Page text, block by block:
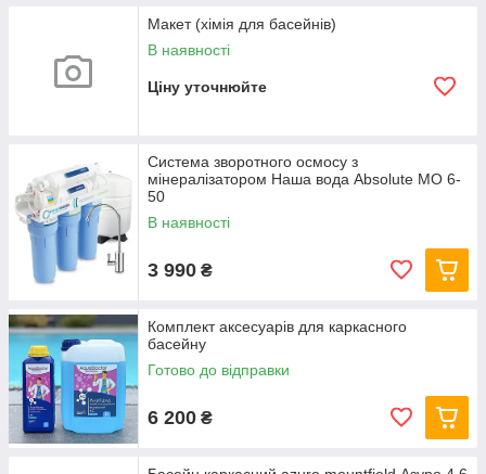
Макет (хімія для басейнів)
В наявності
Ціну уточнюйте
Система зворотного осмосу з
мінералізатором Наша вода Absolute МО 6-
50
В наявності
3 990 ₴
Комплект аксесуарів для каркасного
басейну
Готово до відправки
6 200 ₴